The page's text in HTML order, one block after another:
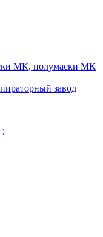
МК, полумаски МК
завод